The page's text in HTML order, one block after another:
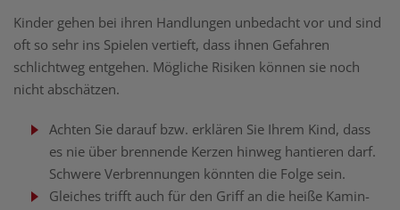
Kinder gehen bei ihren Handlungen unbedacht vor und sind
oft so sehr ins Spielen vertieft, dass ihnen Gefahren
schlichtweg entgehen. Mögliche Risiken können sie noch
nicht abschätzen.
Achten Sie darauf bzw. erklären Sie Ihrem Kind, dass
es nie über brennende Kerzen hinweg hantieren darf.
Schwere Verbrennungen könnten die Folge sein.
Gleiches trifft auch für den Griff an die heiße Kamin-